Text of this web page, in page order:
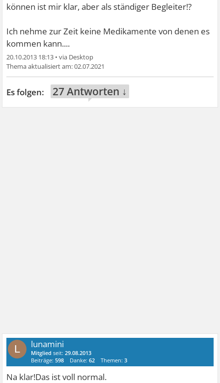
können ist mir klar, aber als ständiger Begleiter!?
Ich nehme zur Zeit keine Medikamente von denen es
kommen kann....
20.10.2013 18:13 •
02.07.2021
27 Antworten ↓
L lunamini
Mitglied seit:29.08.2013
Beiträge:598 Danke:62 Themen:3
Na klar!Das ist voll normal.